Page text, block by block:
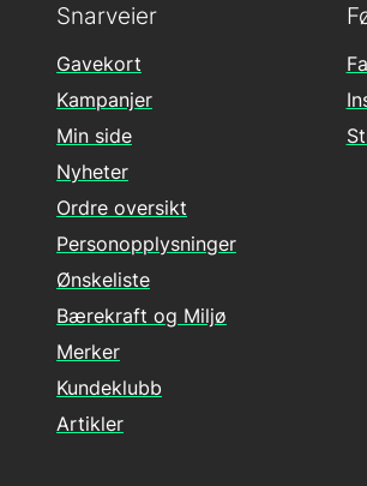
Snarveier
Gavekort
Kampanjer
Min side
Nyheter
Ordre oversikt
Personopplysninger
Ønskeliste
Bærekraft og Miljø
Merker
Kundeklubb
Artikler